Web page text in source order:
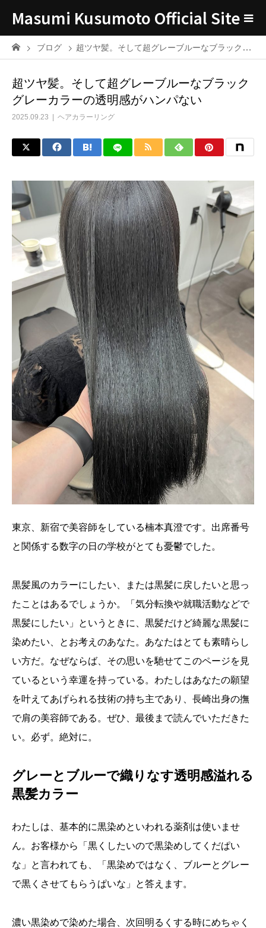
Masumi Kusumoto Official Site
ブログ 超ツヤ髪。そして超グレーブルーなブラックグレーカラーの透明感がハンパない
超ツヤ髪。そして超グレーブルーなブラック
グレーカラーの透明感がハンパない
2025.09.23 ヘアカラーリング
東京、新宿で美容師をしている楠本真澄です。出席番号
と関係する数字の日の学校がとても憂鬱でした。
黒髪風のカラーにしたい、または黒髪に戻したいと思っ
たことはあるでしょうか。「気分転換や就職活動などで
黒髪にしたい」というときに、黒髪だけど綺麗な黒髪に
染めたい、とお考えのあなた。あなたはとても素晴らし
い方だ。なぜならば、その思いを馳せてこのページを見
ているという幸運を持っている。わたしはあなたの願望
を叶えてあげられる技術の持ち主であり、長崎出身の撫
で肩の美容師である。ぜひ、最後まで読んでいただきた
い。必ず。絶対に。
グレーとブルーで織りなす透明感溢れる
黒髪カラー
わたしは、基本的に黒染めといわれる薬剤は使いませ
ん。お客様から「黒くしたいので黒染めしてくだぱい
な」と言われても、「黒染めではなく、ブルーとグレー
で黒くさせてもらうぱいな」と答えます。
濃い黒染めで染めた場合、次回明るくする時にめちゃく